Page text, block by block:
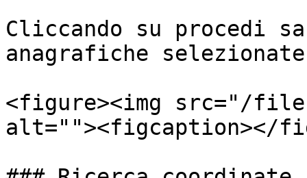
Cliccando su procedi
anagrafiche selezionate
<figure><img src="/files/
alt=""><figcaption></